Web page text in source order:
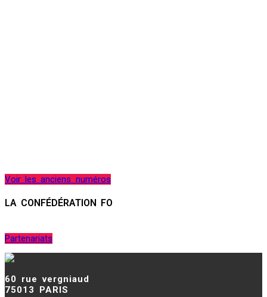
Voir les anciens numéros
LA CONFÉDÉRATION FO
Partenariats
60 rue vergniaud
75013 PARIS